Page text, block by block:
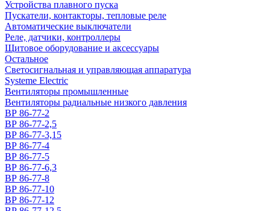
Устройства плавного пуска
Пускатели, контакторы, тепловые реле
Автоматические выключатели
Реле, датчики, контроллеры
Щитовое оборудование и аксессуары
Остальное
Светосигнальная и управляющая аппаратура
Systeme Electric
Вентиляторы промышленные
Вентиляторы радиальные низкого давления
ВР 86-77-2
ВР 86-77-2,5
ВР 86-77-3,15
ВР 86-77-4
ВР 86-77-5
ВР 86-77-6,3
ВР 86-77-8
ВР 86-77-10
ВР 86-77-12